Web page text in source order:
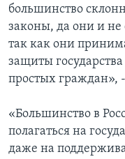
большинство
законы, да они и
так как они
защиты
простых граждан»,
«Большинство в
полагаться на
даже на